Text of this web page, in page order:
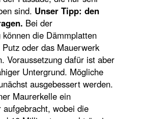
sind. Unser Tipp: den
Bei der
können die Dämmplatten
oder das Mauerwerk
Voraussetzung dafür ist aber
Untergrund. Mögliche
ausgebessert werden.
Maurerkelle ein
wobei die